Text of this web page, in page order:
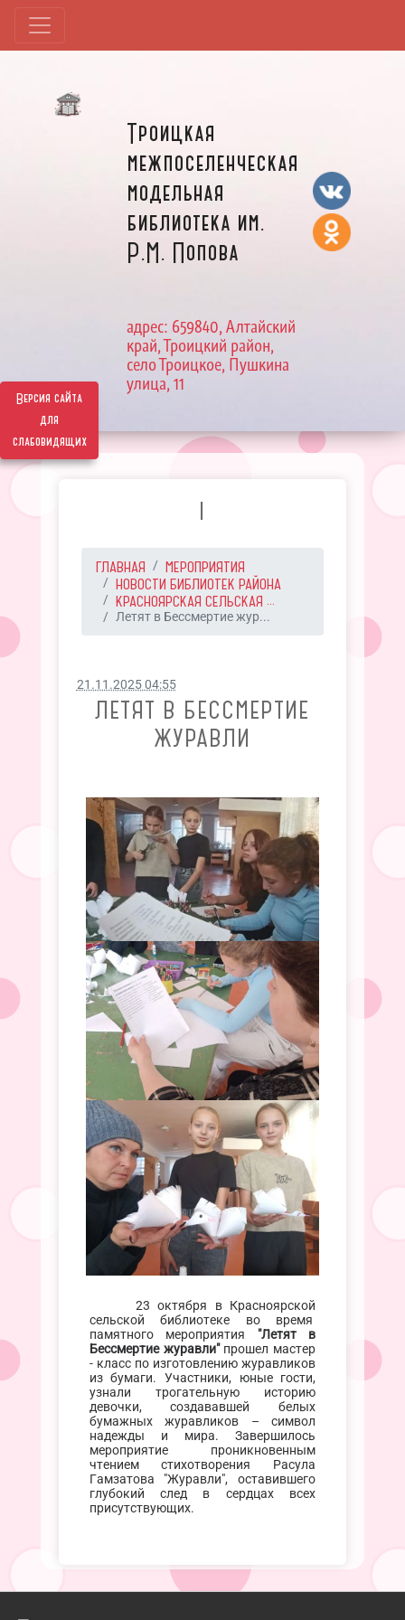
Версия сайта
для
слабовидящих
Троицкая
межпоселенческая
модельная
библиотека им.
Р.М. Попова
адрес: 659840, Алтайский
край, Троицкий район,
село Троицкое, Пушкина
улица, 11
I
ГЛАВНАЯ
МЕРОПРИЯТИЯ
НОВОСТИ БИБЛИОТЕК РАЙОНА
КРАСНОЯРСКАЯ СЕЛЬСКАЯ ...
Летят в Бессмертие жур...
21.11.2025 04:55
ЛЕТЯТ В БЕССМЕРТИЕ
ЖУРАВЛИ
23 октября в Красноярской
сельской библиотеке во время
памятного мероприятия "Летят в
Бессмертие журавли"прошел мастер
- класс по изготовлению журавликов
из бумаги. Участники, юные гости,
узнали трогательную историю
девочки, создававшей белых
бумажных журавликов – символ
надежды и мира. Завершилось
мероприятие проникновенным
чтением стихотворения Расула
Гамзатова "Журавли", оставившего
глубокий след в сердцах всех
присутствующих.